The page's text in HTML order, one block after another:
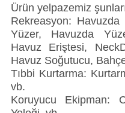
Ürün yelpazemiz
Rekreasyon:
Yüzer, Havuzda
Havuz Eriştesi,
Havuz Soğutucu,
Tıbbi Kurtarma:
vb.
Koruyucu Ekipman: